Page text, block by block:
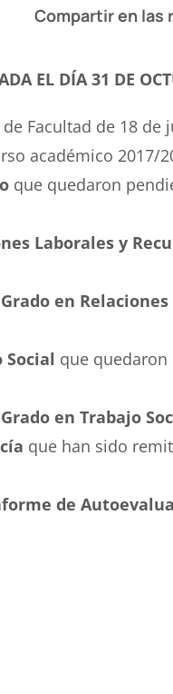
Compartir en las
EL DÍA 31 DE
Facultad de 18 de
académico 2017/
que quedaron
Laborales y
en
Social que
en Trabajo
que han sido
de